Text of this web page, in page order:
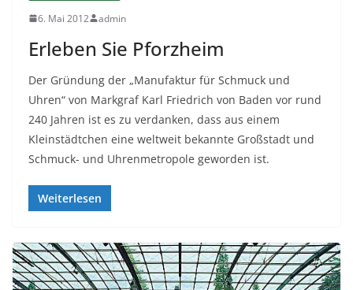
6. Mai 2012 admin
Erleben Sie Pforzheim
Der Gründung der „Manufaktur für Schmuck und
Uhren“ von Markgraf Karl Friedrich von Baden vor rund
240 Jahren ist es zu verdanken, dass aus einem
Kleinstädtchen eine weltweit bekannte Großstadt und
Schmuck- und Uhrenmetropole geworden ist.
Weiterlesen